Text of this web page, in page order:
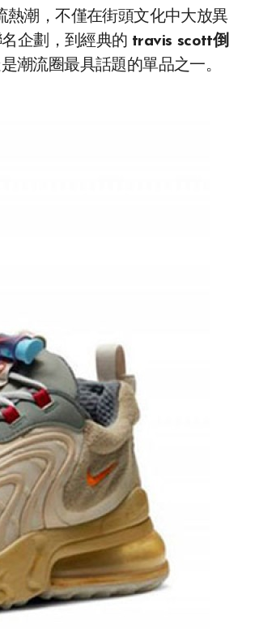
企劃，到經典的 travis scott倒
潮流圈最具話題的單品之一。